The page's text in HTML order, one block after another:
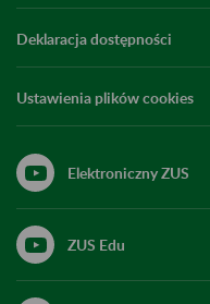
Deklaracja dostępności
Ustawienia plików cookies
Elektroniczny ZUS
ZUS Edu